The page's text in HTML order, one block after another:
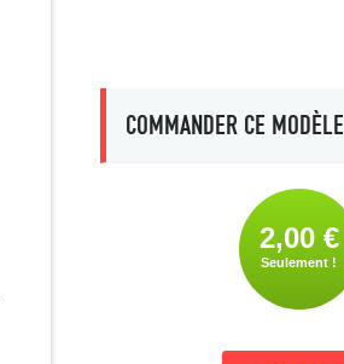
COMMANDER CE MODÈLE
2,00 €
Seulement !